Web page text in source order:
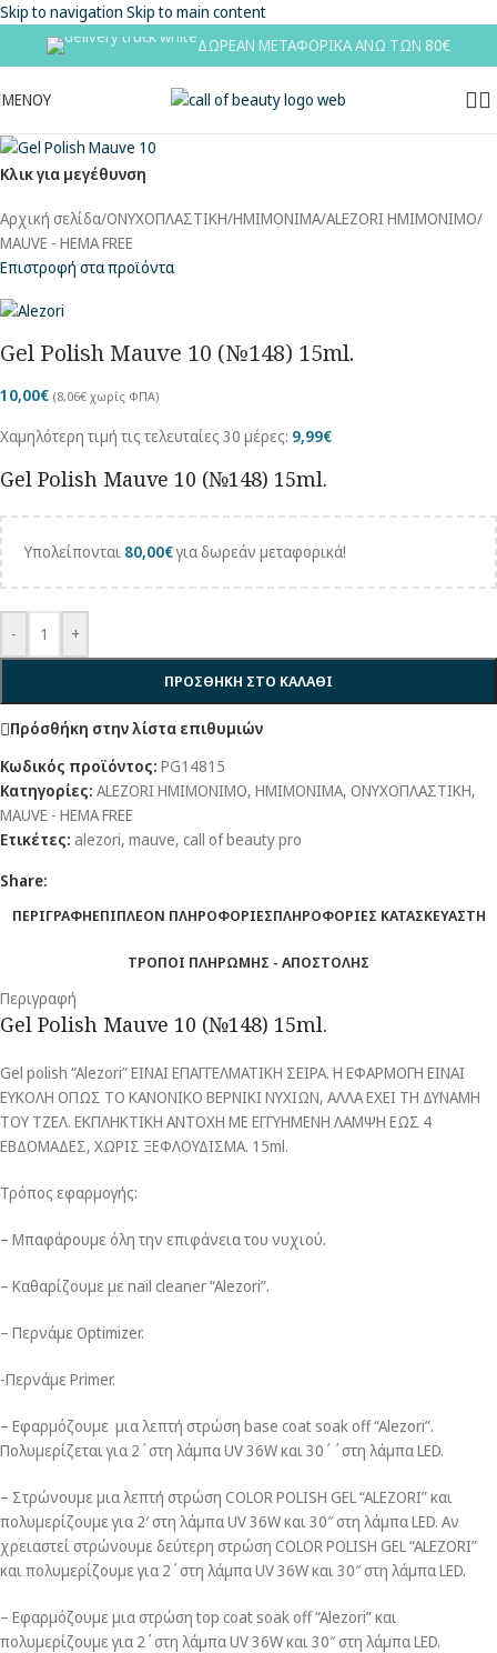
Skip to navigation Skip to main content
ΔΩΡΕΑΝ ΜΕΤΑΦΟΡΙΚΑ ΑΝΩ ΤΩΝ 80€
ΜΕΝΟΥ
Κλικ για μεγέθυνση
Αρχική σελίδα/ΟΝΥΧΟΠΛΑΣΤΙΚΗ/ΗΜΙΜΟΝΙΜΑ/ALEZORI ΗΜΙΜΟΝΙΜΟ/
MAUVE - HEMA FREE
Επιστροφή στα προϊόντα
Gel Polish Mauve 10 (№148) 15ml.
10,00€ (8,06€ χωρίς ΦΠΑ)
Χαμηλότερη τιμή τις τελευταίες 30 μέρες: 9,99€
Gel Polish Mauve 10 (№148) 15ml.
Υπολείπονται 80,00€για δωρεάν μεταφορικά!
- +
ΠΡΟΣΘΗΚΗ ΣΤΟ ΚΑΛΑΘΙ
Πρόσθήκη στην λίστα επιθυμιών
Κωδικός προϊόντος: PG14815
Κατηγορίες: ALEZORI ΗΜΙΜΟΝΙΜΟ, ΗΜΙΜΟΝΙΜΑ, ΟΝΥΧΟΠΛΑΣΤΙΚΗ,
MAUVE - HEMA FREE
Ετικέτες: alezori, mauve, call of beauty pro
Share:
ΠΕΡΙΓΡΑΦΗΕΠΙΠΛΕΟΝ ΠΛΗΡΟΦΟΡΙΕΣΠΛΗΡΟΦΟΡΙΕΣ ΚΑΤΑΣΚΕΥΑΣΤΗ
ΤΡΟΠΟΙ ΠΛΗΡΩΜΗΣ - ΑΠΟΣΤΟΛΗΣ
Περιγραφή
Gel Polish Mauve 10 (№148) 15ml.
Gel polish “Alezori” ΕΙΝΑΙ ΕΠΑΓΓΕΛΜΑΤΙΚΗ ΣΕΙΡΑ. Η ΕΦΑΡΜΟΓΗ ΕΙΝΑΙ
ΕΥΚΟΛΗ ΟΠΩΣ ΤΟ ΚΑΝΟΝΙΚΟ ΒΕΡΝΙΚΙ ΝΥΧΙΩΝ, ΑΛΛΑ ΕΧΕΙ ΤΗ ΔΥΝΑΜΗ
ΤΟΥ ΤΖΕΛ. ΕΚΠΛΗΚΤΙΚΗ ΑΝΤΟΧΗ ΜΕ ΕΓΓΥΗΜΕΝΗ ΛΑΜΨΗ ΕΩΣ 4
ΕΒΔΟΜΑΔΕΣ, ΧΩΡΙΣ ΞΕΦΛΟΥΔΙΣΜΑ. 15ml.
Τρόπος εφαρμογής:
– Μπαφάρουμε όλη την επιφάνεια του νυχιού.
– Καθαρίζουμε με nail cleaner “Alezori”.
– Περνάμε Optimizer.
-Περνάμε Primer.
– Εφαρμόζουμε μια λεπτή στρώση base coat soak off “Alezori”.
Πολυμερίζεται για 2΄στη λάμπα UV 36W και 30΄΄στη λάμπα LED.
– Στρώνουμε μια λεπτή στρώση COLOR POLISH GEL “ALEZORI” και
πολυμερίζουμε για 2′ στη λάμπα UV 36W και 30″ στη λάμπα LED. Αν
χρειαστεί στρώνουμε δεύτερη στρώση COLOR POLISH GEL “ALEZORI”
και πολυμερίζουμε για 2΄στη λάμπα UV 36W και 30″ στη λάμπα LED.
– Εφαρμόζουμε μια στρώση top coat soak off “Alezori” και
πολυμερίζουμε για 2΄στη λάμπα UV 36W και 30″ στη λάμπα LED.